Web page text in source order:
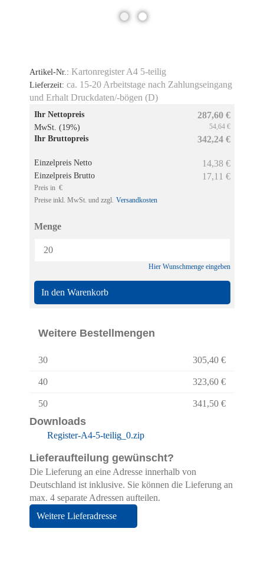
Artikel-Nr.: Kartonregister A4 5-teilig
Lieferzeit: ca. 15-20 Arbeitstage nach Zahlungseingang
und Erhalt Druckdaten/-bögen (D)
Ihr Nettopreis 287,60 €
MwSt. (19%) 54,64 €
Ihr Bruttopreis 342,24 €
Einzelpreis Netto 14,38 €
Einzelpreis Brutto 17,11 €
Preis in €
Preise inkl. MwSt. und zzgl. Versandkosten
Menge
Hier Wunschmenge eingeben
In den Warenkorb
Weitere Bestellmengen
30 305,40 €
40 323,60 €
50 341,50 €
Downloads
Register-A4-5-teilig_0.zip
Lieferaufteilung gewünscht?
Die Lieferung an eine Adresse innerhalb von
Deutschland ist inklusive. Sie können die Lieferung an
max. 4 separate Adressen aufteilen.
Weitere Lieferadresse
Hier finden Sie eine Übersicht über alle